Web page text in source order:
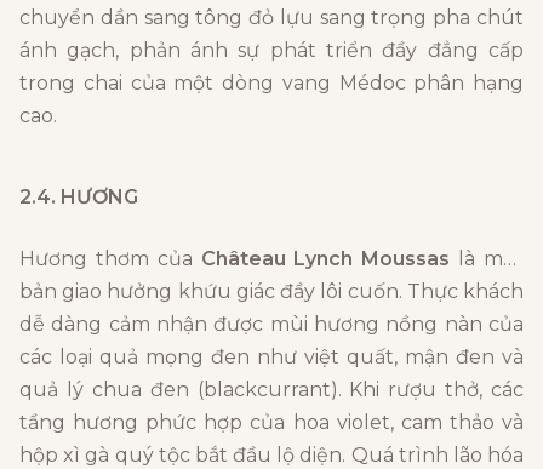
chuyển dần sang tông đỏ lựu sang trọng pha chút
ánh gạch, phản ánh sự phát triển đầy đẳng cấp
trong chai của một dòng vang Médoc phân hạng
cao.
2.4. HƯƠNG
Hương thơm của Château Lynch Moussas là một
bản giao hưởng khứu giác đầy lôi cuốn. Thực khách
dễ dàng cảm nhận được mùi hương nồng nàn của
các loại quả mọng đen như việt quất, mận đen và
quả lý chua đen (blackcurrant). Khi rượu thở, các
tầng hương phức hợp của hoa violet, cam thảo và
hộp xì gà quý tộc bắt đầu lộ diện. Quá trình lão hóa